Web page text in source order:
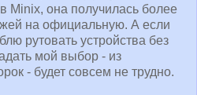
Minix, она получилась более
на официальную. А если
рутовать устройства без
мой выбор - из
- будет совсем не трудно.